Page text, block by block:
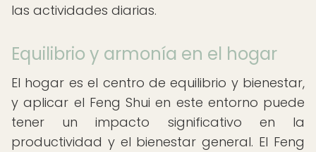
las actividades diarias.
Equilibrio y armonía en el hogar
El hogar es el centro de equilibrio y bienestar,
y aplicar el Feng Shui en este entorno puede
tener un impacto significativo en la
productividad y el bienestar general. El Feng